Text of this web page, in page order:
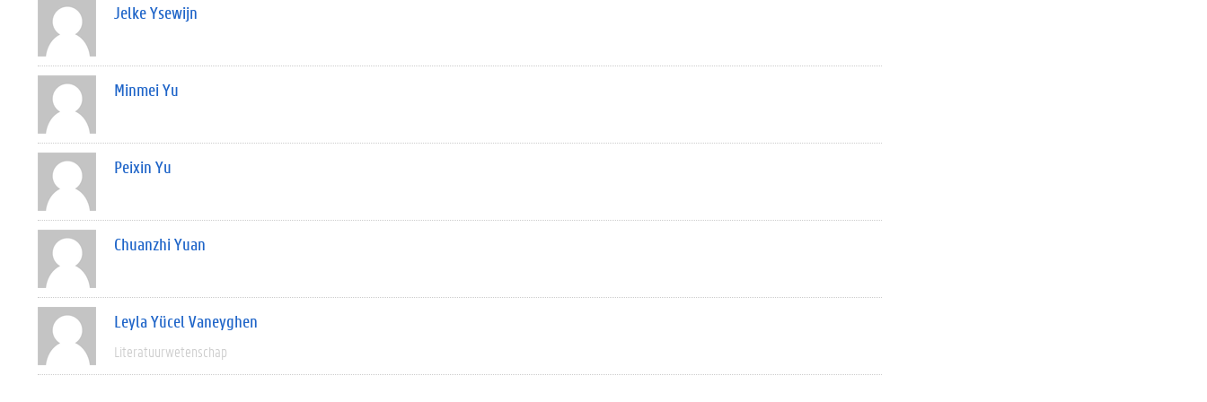
Jelke Ysewijn
Minmei Yu
Peixin Yu
Chuanzhi Yuan
Leyla Yücel Vaneyghen
Literatuurwetenschap